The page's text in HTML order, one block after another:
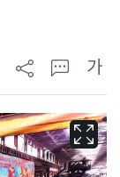
가